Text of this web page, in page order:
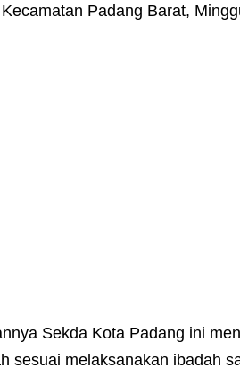
Padang Barat,
Sekda Kota Padang ini
sesuai melaksanakan ibadah